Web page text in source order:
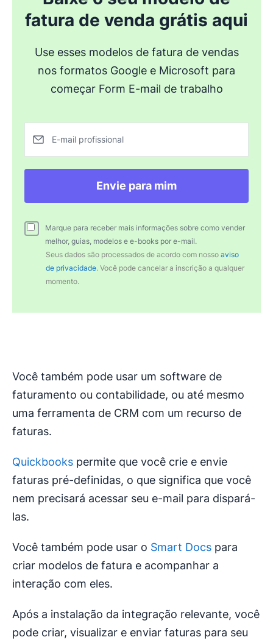
fatura de venda grátis aqui
Use esses modelos de fatura de vendas
nos formatos Google e Microsoft para
começar Form E-mail de trabalho
E-mail profissional
Envie para mim
Marque para receber mais informações sobre como vender
melhor, guias, modelos e e-books por e-mail.
Seus dados são processados de acordo com nosso aviso
de privacidade. Você pode cancelar a inscrição a qualquer
momento.
Você também pode usar um software de
faturamento ou contabilidade, ou até mesmo
uma ferramenta de CRM com um recurso de
faturas.
Quickbooks permite que você crie e envie
faturas pré-definidas, o que significa que você
nem precisará acessar seu e-mail para dispará-
las.
Você também pode usar o Smart Docs para
criar modelos de fatura e acompanhar a
interação com eles.
Após a instalação da integração relevante, você
pode criar, visualizar e enviar faturas para seu